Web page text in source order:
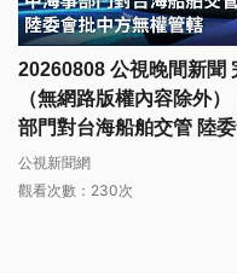
20260808 公視晚間新聞
（無網路版權內容除外
部門對台海船舶交管 陸
無權管轄
公視新聞網
觀看次數：230次